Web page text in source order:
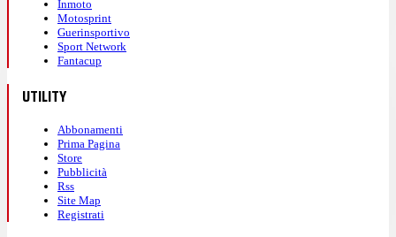
Inmoto
Motosprint
Guerinsportivo
Sport Network
Fantacup
UTILITY
Abbonamenti
Prima Pagina
Store
Pubblicità
Rss
Site Map
Registrati